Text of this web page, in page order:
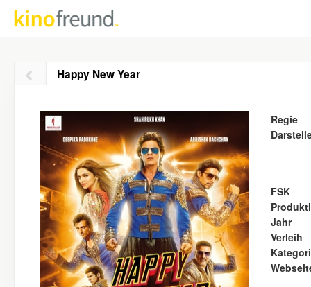
Happy New Year
Regie
FSK
Jahr
Verleih